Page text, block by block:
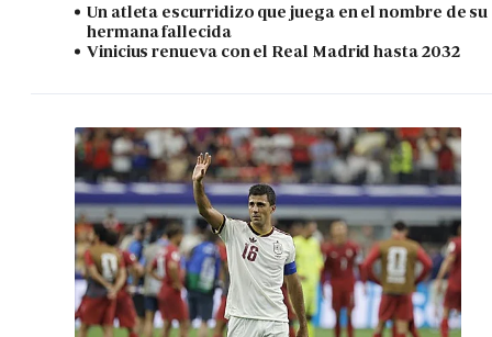
Un atleta escurridizo que juega en el nombre de su
hermana fallecida
Vinicius renueva con el Real Madrid hasta 2032